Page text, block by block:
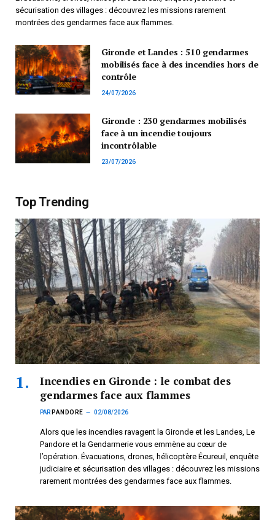
sécurisation des villages : découvrez les missions rarement
montrées des gendarmes face aux flammes.
Gironde et Landes : 510 gendarmes
mobilisés face à des incendies hors de
contrôle
24/07/2026
Gironde : 230 gendarmes mobilisés
face à un incendie toujours
incontrôlable
23/07/2026
Top Trending
Incendies en Gironde : le combat des
gendarmes face aux flammes
PAR PANDORE 02/08/2026
Alors que les incendies ravagent la Gironde et les Landes, Le
Pandore et la Gendarmerie vous emmène au cœur de
l’opération. Évacuations, drones, hélicoptère Écureuil, enquête
judiciaire et sécurisation des villages : découvrez les missions
rarement montrées des gendarmes face aux flammes.